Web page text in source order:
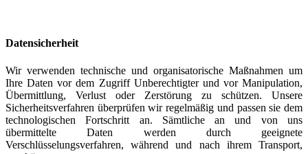
Datensicherheit
Wir verwenden technische und organisatorische Maßnahmen um
Ihre Daten vor dem Zugriff Unberechtigter und vor Manipulation,
Übermittlung, Verlust oder Zerstörung zu schützen. Unsere
Sicherheitsverfahren überprüfen wir regelmäßig und passen sie dem
technologischen Fortschritt an. Sämtliche an und von uns
übermittelte Daten werden durch geeignete
Verschlüsselungsverfahren, während und nach ihrem Transport,